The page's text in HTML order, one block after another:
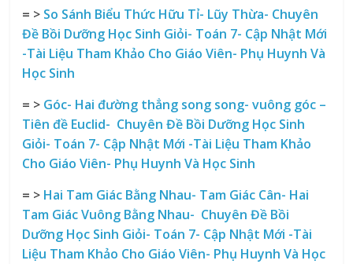
= > So Sánh Biểu Thức Hữu Tỉ- Lũy Thừa- Chuyên
Đề Bồi Dưỡng Học Sinh Giỏi- Toán 7- Cập Nhật Mới
-Tài Liệu Tham Khảo Cho Giáo Viên- Phụ Huynh Và
Học Sinh
= > Góc- Hai đường thẳng song song- vuông góc –
Tiên đề Euclid- Chuyên Đề Bồi Dưỡng Học Sinh
Giỏi- Toán 7- Cập Nhật Mới -Tài Liệu Tham Khảo
Cho Giáo Viên- Phụ Huynh Và Học Sinh
= > Hai Tam Giác Bằng Nhau- Tam Giác Cân- Hai
Tam Giác Vuông Bằng Nhau- Chuyên Đề Bồi
Dưỡng Học Sinh Giỏi- Toán 7- Cập Nhật Mới -Tài
Liệu Tham Khảo Cho Giáo Viên- Phụ Huynh Và Học